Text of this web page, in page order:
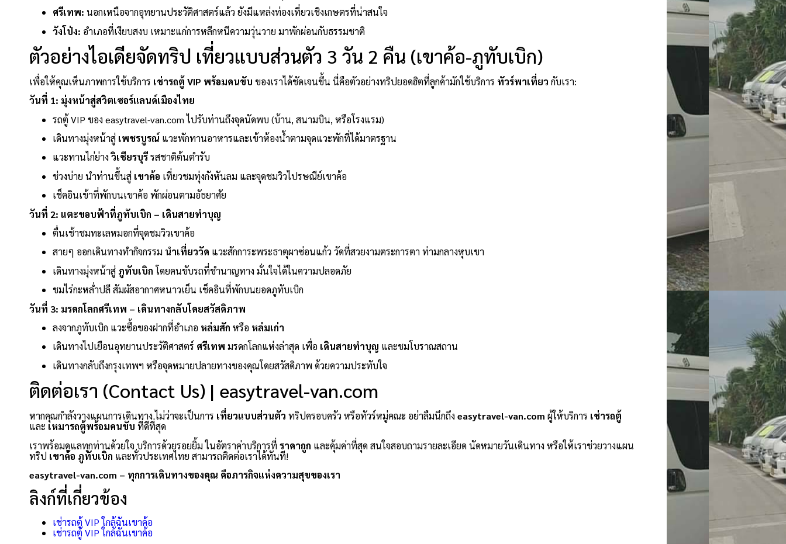
ศรีเทพ: นอกเหนือจากอุทยานประวัติศาสตร์แล้ว ยังมีแหล่งท่องเที่ยวเชิงเกษตรที่น่าสนใจ
วังโป่ง: อำเภอที่เงียบสงบ เหมาะแก่การหลีกหนีความวุ่นวาย มาพักผ่อนกับธรรมชาติ
ตัวอย่างไอเดียจัดทริป เที่ยวแบบส่วนตัว 3 วัน 2 คืน (เขาค้อ-ภูทับเบิก)
เพื่อให้คุณเห็นภาพการใช้บริการ เช่ารถตู้ VIP พร้อมคนขับ ของเราได้ชัดเจนขึ้น นี่คือตัวอย่างทริปยอดฮิตที่ลูกค้ามักใช้บริการ ทัวร์พาเที่ยว กับเรา:
วันที่ 1: มุ่งหน้าสู่สวิตเซอร์แลนด์เมืองไทย
รถตู้ VIP ของ easytravel-van.com ไปรับท่านถึงจุดนัดพบ (บ้าน, สนามบิน, หรือโรงแรม)
เดินทางมุ่งหน้าสู่ เพชรบูรณ์ แวะพักทานอาหารและเข้าห้องน้ำตามจุดแวะพักที่ได้มาตรฐาน
แวะทานไก่ย่างวิเชียรบุรีรสชาติต้นตำรับ
ช่วงบ่าย นำท่านขึ้นสู่ เขาค้อ เที่ยวชมทุ่งกังหันลม และจุดชมวิวไปรษณีย์เขาค้อ
เช็คอินเข้าที่พักบนเขาค้อ พักผ่อนตามอัธยาศัย
วันที่ 2: แตะขอบฟ้าที่ภูทับเบิก – เดินสายทำบุญ
ตื่นเช้าชมทะเลหมอกที่จุดชมวิวเขาค้อ
สายๆ ออกเดินทางทำกิจกรรม นำเที่ยววัด แวะสักการะพระธาตุผาซ่อนแก้ว วัดที่สวยงามตระการตา ท่ามกลางหุบเขา
เดินทางมุ่งหน้าสู่ ภูทับเบิกโดยคนขับรถที่ชำนาญทาง มั่นใจได้ในความปลอดภัย
ชมไร่กะหล่ำปลี สัมผัสอากาศหนาวเย็น เช็คอินที่พักบนยอดภูทับเบิก
วันที่ 3: มรดกโลกศรีเทพ – เดินทางกลับโดยสวัสดิภาพ
ลงจากภูทับเบิก แวะซื้อของฝากที่อำเภอ หล่มสัก หรือ หล่มเก่า
เดินทางไปเยือนอุทยานประวัติศาสตร์ ศรีเทพ มรดกโลกแห่งล่าสุด เพื่อ เดินสายทำบุญ และชมโบราณสถาน
เดินทางกลับถึงกรุงเทพฯ หรือจุดหมายปลายทางของคุณโดยสวัสดิภาพ ด้วยความประทับใจ
ติดต่อเรา (Contact Us) | easytravel-van.com
หากคุณกำลังวางแผนการเดินทาง ไม่ว่าจะเป็นการ เที่ยวแบบส่วนตัว ทริปครอบครัว หรือทัวร์หมู่คณะ อย่าลืมนึกถึง easytravel-van.com ผู้ให้บริการ เช่ารถตู้
และ เหมารถตู้พร้อมคนขับ ที่ดีที่สุด
เราพร้อมดูแลทุกท่านด้วยใจ บริการด้วยรอยยิ้ม ในอัตราค่าบริการที่ ราคาถูก และคุ้มค่าที่สุด สนใจสอบถามรายละเอียด นัดหมายวันเดินทาง หรือให้เราช่วยวางแผน
ทริป เขาค้อ ภูทับเบิก และทั่วประเทศไทย สามารถติดต่อเราได้ทันที!
easytravel-van.com – ทุกการเดินทางของคุณ คือภารกิจแห่งความสุขของเรา
ลิงก์ที่เกี่ยวข้อง
เช่ารถตู้ VIP ใกล้ฉันเขาค้อ
เช่ารถตู้ VIP ใกล้ฉันเขาค้อ